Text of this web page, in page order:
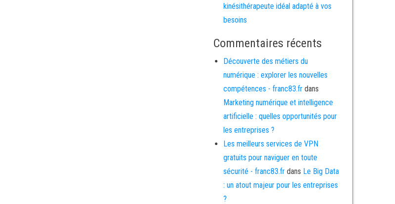
kinésithérapeute idéal adapté à vos
besoins
Commentaires récents
Découverte des métiers du
numérique : explorer les nouvelles
compétences - franc83.frdans
Marketing numérique et intelligence
artificielle : quelles opportunités pour
les entreprises ?
Les meilleurs services de VPN
gratuits pour naviguer en toute
sécurité - franc83.frdans Le Big Data
: un atout majeur pour les entreprises
?